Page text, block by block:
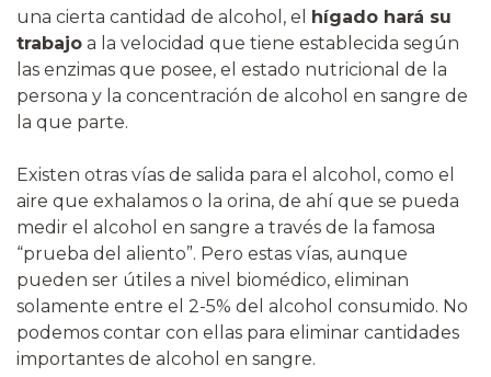
una cierta cantidad de alcohol, el
hígado hará su
trabajo a la velocidad que tiene establecida según
las enzimas que posee, el estado nutricional de la
persona y la concentración de alcohol en sangre de
la que parte.
Existen otras vías de salida para el alcohol, como el
aire que exhalamos o la orina, de ahí que se pueda
medir el alcohol en sangre a través de la famosa
“prueba del aliento”. Pero estas vías, aunque
pueden ser útiles a nivel biomédico, eliminan
solamente entre el 2-5% del alcohol consumido. No
podemos contar con ellas para eliminar cantidades
importantes de alcohol en sangre.